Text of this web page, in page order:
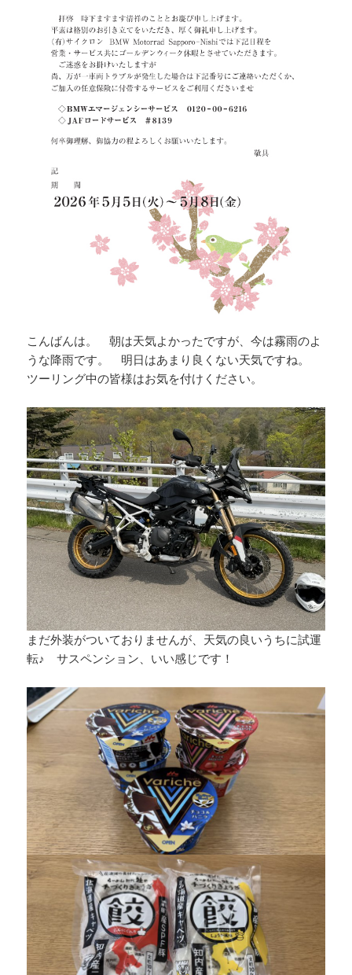
こんばんは。 朝は天気よかったですが、今は霧雨のよ
うな降雨です。 明日はあまり良くない天気ですね。
ツーリング中の皆様はお気を付けください。
まだ外装がついておりませんが、天気の良いうちに試運
転♪ サスペンション、いい感じです！